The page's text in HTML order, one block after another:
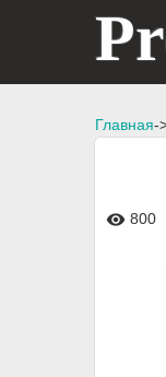
Главная-
visibility 800